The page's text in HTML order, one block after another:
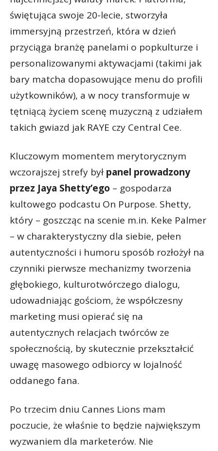
świętująca swoje 20-lecie, stworzyła
immersyjną przestrzeń, która w dzień
przyciąga branżę panelami o popkulturze i
personalizowanymi aktywacjami (takimi jak
bary matcha dopasowujące menu do profili
użytkowników), a w nocy transformuje w
tętniącą życiem scenę muzyczną z udziałem
takich gwiazd jak RAYE czy Central Cee.
Kluczowym momentem merytorycznym
wczorajszej strefy był panel prowadzony
przez Jaya Shetty’ego – gospodarza
kultowego podcastu On Purpose. Shetty,
który – goszcząc na scenie m.in. Keke Palmer
– w charakterystyczny dla siebie, pełen
autentyczności i humoru sposób rozłożył na
czynniki pierwsze mechanizmy tworzenia
głębokiego, kulturotwórczego dialogu,
udowadniając gościom, że współczesny
marketing musi opierać się na
autentycznych relacjach twórców ze
społecznością, by skutecznie przekształcić
uwagę masowego odbiorcy w lojalność
oddanego fana.
Po trzecim dniu Cannes Lions mam
poczucie, że właśnie to będzie największym
wyzwaniem dla marketerów. Nie